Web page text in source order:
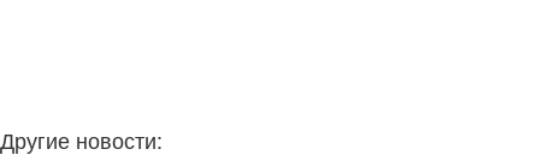
Другие новости: